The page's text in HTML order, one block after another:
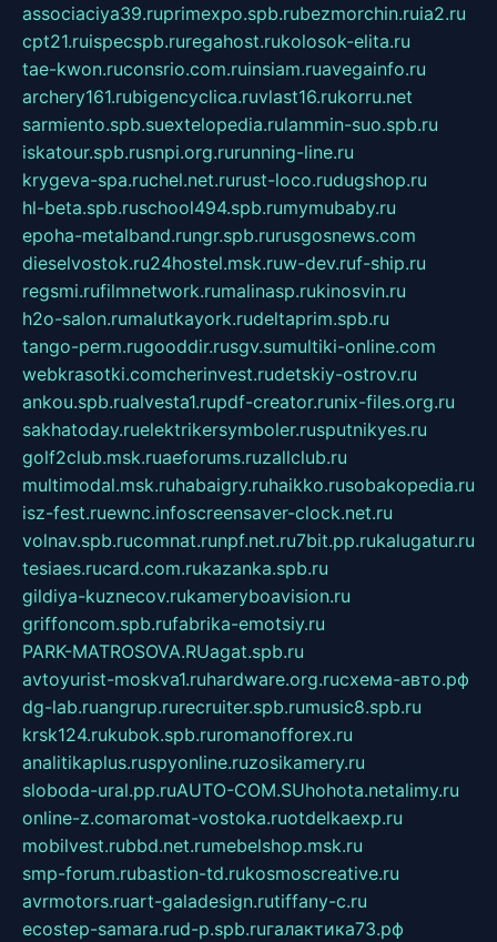
associaciya39.ruprimexpo.spb.rubezmorchin.ruia2.ru
cpt21.ruispecspb.ruregahost.rukolosok-elita.ru
tae-kwon.ruconsrio.com.ruinsiam.ruavegainfo.ru
archery161.rubigencyclica.ruvlast16.rukorru.net
sarmiento.spb.suextelopedia.rulammin-suo.spb.ru
iskatour.spb.rusnpi.org.rurunning-line.ru
krygeva-spa.ruchel.net.rurust-loco.rudugshop.ru
hl-beta.spb.ruschool494.spb.rumymubaby.ru
epoha-metalband.rungr.spb.rurusgosnews.com
dieselvostok.ru24hostel.msk.ruw-dev.ruf-ship.ru
regsmi.rufilmnetwork.rumalinasp.rukinosvin.ru
h2o-salon.rumalutkayork.rudeltaprim.spb.ru
tango-perm.rugooddir.rusgv.sumultiki-online.com
webkrasotki.comcherinvest.rudetskiy-ostrov.ru
ankou.spb.rualvesta1.rupdf-creator.runix-files.org.ru
sakhatoday.ruelektrikersymboler.rusputnikyes.ru
golf2club.msk.ruaeforums.ruzallclub.ru
multimodal.msk.ruhabaigry.ruhaikko.rusobakopedia.ru
isz-fest.ruewnc.infoscreensaver-clock.net.ru
volnav.spb.rucomnat.runpf.net.ru7bit.pp.rukalugatur.ru
tesiaes.rucard.com.rukazanka.spb.ru
gildiya-kuznecov.rukameryboavision.ru
griffoncom.spb.rufabrika-emotsiy.ru
PARK-MATROSOVA.RUagat.spb.ru
avtoyurist-moskva1.ruhardware.org.ruсхема-авто.рф
dg-lab.ruangrup.rurecruiter.spb.rumusic8.spb.ru
krsk124.rukubok.spb.ruromanofforex.ru
analitikaplus.ruspyonline.ruzosikamery.ru
sloboda-ural.pp.ruAUTO-COM.SUhohota.netalimy.ru
online-z.comaromat-vostoka.ruotdelkaexp.ru
mobilvest.rubbd.net.rumebelshop.msk.ru
smp-forum.rubastion-td.rukosmoscreative.ru
avrmotors.ruart-galadesign.rutiffany-c.ru
ecostep-samara.rud-p.spb.ruгалактика73.рф